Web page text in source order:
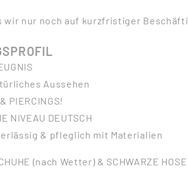
wir nur noch auf kurzfristiger
Aussehen
PIERCINGS!
NIVEAU DEUTSCH
& pfleglich mit Materialien
(nach Wetter) & SCHWARZE